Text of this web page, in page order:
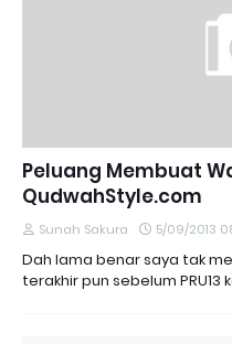
Peluang Membuat
QudwahStyle.com
Sunah Sakura 5/09/2013
Dah lama benar saya tak
terakhir pun sebelum PRU13